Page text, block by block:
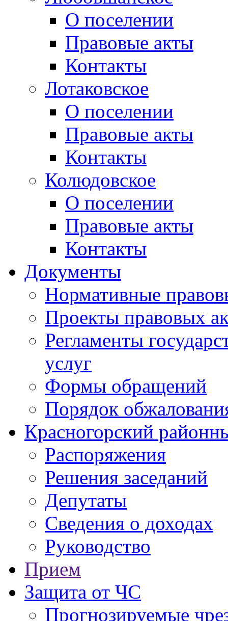
О поселении
Правовые акты
Контакты
Лотаковское
О поселении
Правовые акты
Контакты
Колюдовское
О поселении
Правовые акты
Контакты
Документы
Нормативные
Проекты правовых
Регламенты
услуг
Формы обращений
Порядок
Красногорский
Распоряжения
Решения заседаний
Депутаты
Сведения о доходах
Руководство
Прием
Защита от ЧС
Прогнозируемые